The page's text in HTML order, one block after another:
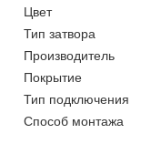
Цвет
Тип затвора
Производитель
Покрытие
Тип подключения
Способ монтажа